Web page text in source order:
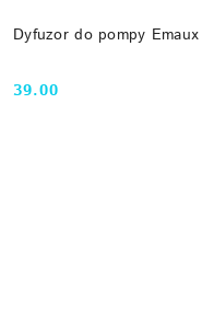
Dyfuzor do pompy Emaux
Cena:
39.00